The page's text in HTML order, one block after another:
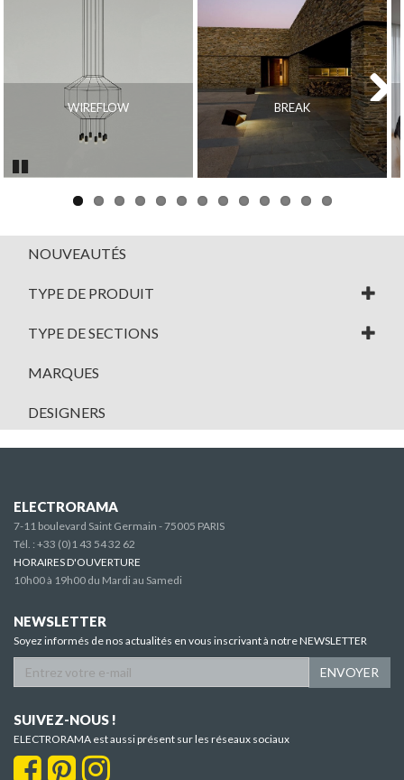
WIREFLOW BREAK
Next
NOUVEAUTÉS
TYPE DE PRODUIT
TYPE DE SECTIONS
MARQUES
DESIGNERS
ELECTRORAMA
7-11 boulevard Saint Germain - 75005 PARIS
Tél. : +33 (0)1 43 54 32 62
HORAIRES D'OUVERTURE
10h00 à 19h00 du Mardi au Samedi
NEWSLETTER
Soyez informés de nos actualités en vous inscrivant à notre NEWSLETTER
ENVOYER
SUIVEZ-NOUS !
ELECTRORAMA est aussi présent sur les réseaux sociaux